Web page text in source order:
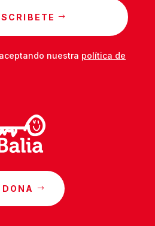
nuestra política de
DONA